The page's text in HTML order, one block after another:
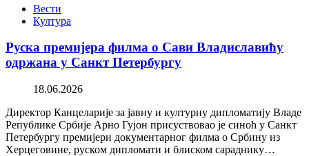
Вести
Култура
Руска премијера филма о Сави Владиславићу
одржана у Санкт Петербургу
18.06.2026
Директор Канцеларије за јавну и културну дипломатију Владе
Републике Србије Арно Гујон присуствовао је синоћ у Санкт
Петербургу премијери документарног филма о Србину из
Херцеговине, руском дипломати и блиском сараднику…